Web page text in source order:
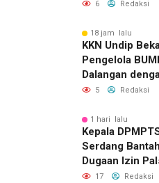
Komunikasi
6 Redaksi
18 jam lalu
KKN Undip
Pengelola
Dalangan
Pikir Inovatif
5 Redaksi
1 hari lalu
Kepala
Serdang
Dugaan Izin
Tegaskan
17 Redaksi